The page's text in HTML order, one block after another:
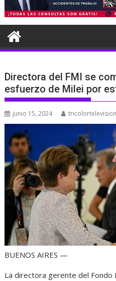
Directora del FMI se
esfuerzo de Milei por
junio 15, 2024 tricolortelevision
BUENOS AIRES —
La directora gerente del Fondo